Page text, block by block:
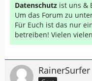
Datenschutz ist uns &
Um das Forum zu
Für Euch ist das nur
betreiben! Vielen
RainerSurfer